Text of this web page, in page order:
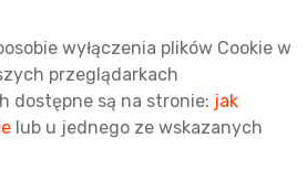
wyłączenia plików Cookie w
przeglądarkach
dostępne są na stronie: jak
lub u jednego ze wskazanych